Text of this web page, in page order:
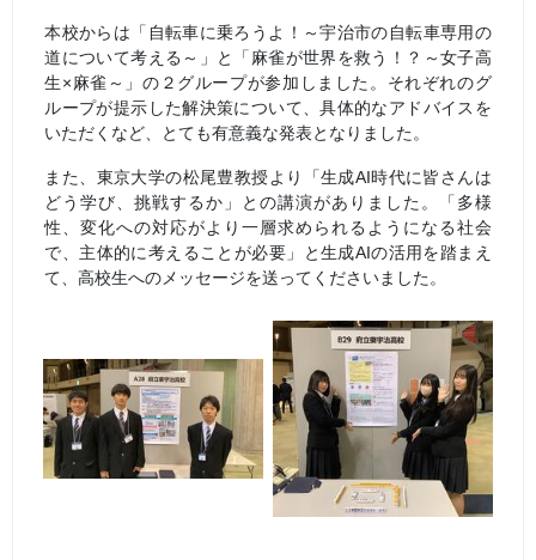
本校からは「自転車に乗ろうよ！～宇治市の自転車専用の
道について考える～」と「麻雀が世界を救う！？～女子高
生×麻雀～」の２グループが参加しました。それぞれのグ
ループが提示した解決策について、具体的なアドバイスを
いただくなど、とても有意義な発表となりました。
また、東京大学の松尾豊教授より「生成AI時代に皆さんは
どう学び、挑戦するか」との講演がありました。「多様
性、変化への対応がより一層求められるようになる社会
で、主体的に考えることが必要」と生成AIの活用を踏まえ
て、高校生へのメッセージを送ってくださいました。